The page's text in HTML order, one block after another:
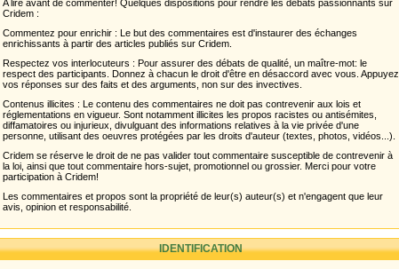
A lire avant de commenter! Quelques dispositions pour rendre les débats passionnants sur
Cridem :
Commentez pour enrichir : Le but des commentaires est d'instaurer des échanges
enrichissants à partir des articles publiés sur Cridem.
Respectez vos interlocuteurs : Pour assurer des débats de qualité, un maître-mot: le
respect des participants. Donnez à chacun le droit d'être en désaccord avec vous. Appuyez
vos réponses sur des faits et des arguments, non sur des invectives.
Contenus illicites : Le contenu des commentaires ne doit pas contrevenir aux lois et
réglementations en vigueur. Sont notamment illicites les propos racistes ou antisémites,
diffamatoires ou injurieux, divulguant des informations relatives à la vie privée d'une
personne, utilisant des oeuvres protégées par les droits d'auteur (textes, photos, vidéos...).
Cridem se réserve le droit de ne pas valider tout commentaire susceptible de contrevenir à
la loi, ainsi que tout commentaire hors-sujet, promotionnel ou grossier. Merci pour votre
participation à Cridem!
Les commentaires et propos sont la propriété de leur(s) auteur(s) et n'engagent que leur
avis, opinion et responsabilité.
IDENTIFICATION